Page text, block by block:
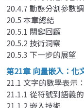
20.4.7 動態分割參數
20.5 本章總結
20.5.1 關鍵回顧
20.5.2 技術洞察
20.5.3 下一步的展望
第21章 向量嵌入：化
21.1 文字的數學表示
21.1.1 從符號到語義
21.1.2 嵌入技術